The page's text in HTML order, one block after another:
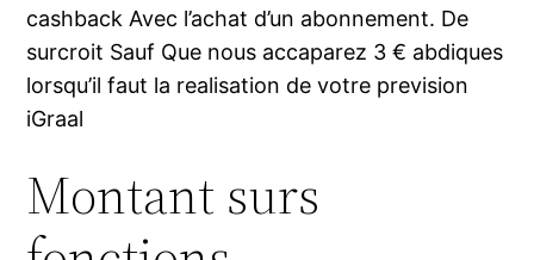
cashback Avec l’achat d’un abonnement. De
surcroit Sauf Que nous accaparez 3 € abdiques
lorsqu’il faut la realisation de votre prevision
iGraal
Montant surs